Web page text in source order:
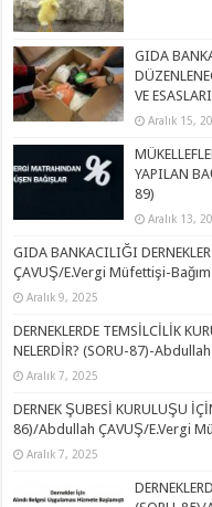
GIDA
VE
Aralık 15,
YAPILAN
89)
Aralık 13,
GIDA BANKACILIĞI
ÇAVUŞ/E.Vergi Müfettişi-
Aralık 9, 2025
DERNEKLERDE TEMSİLCİLİK
NELERDİR? (SORU-87)-
Aralık 7, 2025
DERNEK ŞUBESİ KURULUŞU
86)/Abdullah ÇAVUŞ/E.Vergi
Aralık 7, 2025